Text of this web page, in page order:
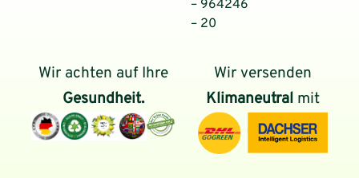
– 964246
– 20
Wir achten auf Ihre
Gesundheit.
Wir versenden
Klimaneutral mit